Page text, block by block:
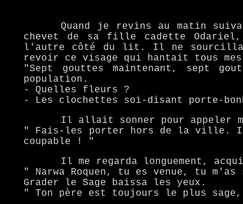
Quand je revins au matin
chevet de sa fille cadette Odariel,
l'autre côté du lit. Il ne sourcilla
revoir ce visage qui hantait tous
"Sept gouttes maintenant, sept
population.
- Quelles fleurs ?
- Les clochettes soi-disant porte-
Il allait sonner pour appeler
" Fais-les porter hors de la ville.
coupable ! "
Il me regarda longuement,
" Narwa Roquen, tu es venue, tu
Grader le Sage baissa les yeux.
" Ton père est toujours le plus